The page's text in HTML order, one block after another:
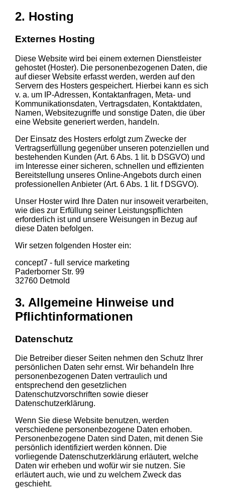
2. Hosting
Externes Hosting
Diese Website wird bei einem externen Dienstleister
gehostet (Hoster). Die personenbezogenen Daten, die
auf dieser Website erfasst werden, werden auf den
Servern des Hosters gespeichert. Hierbei kann es sich
v. a. um IP-Adressen, Kontaktanfragen, Meta- und
Kommunikationsdaten, Vertragsdaten, Kontaktdaten,
Namen, Websitezugriffe und sonstige Daten, die über
eine Website generiert werden, handeln.
Der Einsatz des Hosters erfolgt zum Zwecke der
Vertragserfüllung gegenüber unseren potenziellen und
bestehenden Kunden (Art. 6 Abs. 1 lit. b DSGVO) und
im Interesse einer sicheren, schnellen und effizienten
Bereitstellung unseres Online-Angebots durch einen
professionellen Anbieter (Art. 6 Abs. 1 lit. f DSGVO).
Unser Hoster wird Ihre Daten nur insoweit verarbeiten,
wie dies zur Erfüllung seiner Leistungspflichten
erforderlich ist und unsere Weisungen in Bezug auf
diese Daten befolgen.
Wir setzen folgenden Hoster ein:
concept7 - full service marketing
Paderborner Str. 99
32760 Detmold
3. Allgemeine Hinweise und
Pflicht­informationen
Datenschutz
Die Betreiber dieser Seiten nehmen den Schutz Ihrer
persönlichen Daten sehr ernst. Wir behandeln Ihre
personenbezogenen Daten vertraulich und
entsprechend den gesetzlichen
Datenschutzvorschriften sowie dieser
Datenschutzerklärung.
Wenn Sie diese Website benutzen, werden
verschiedene personenbezogene Daten erhoben.
Personenbezogene Daten sind Daten, mit denen Sie
persönlich identifiziert werden können. Die
vorliegende Datenschutzerklärung erläutert, welche
Daten wir erheben und wofür wir sie nutzen. Sie
erläutert auch, wie und zu welchem Zweck das
geschieht.